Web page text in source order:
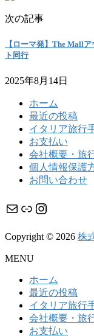
次の記事
【ローマ発】The Mall
ト同行
2025年8月14日
ホーム
最近の投稿
イタリア旅行
お支払い
会社概要・旅
個人情報保護
お問い合わせ
メール リンク Instagram
Copyright © 2026 株
MENU
ホーム
最近の投稿
イタリア旅行
会社概要・旅
お支払い